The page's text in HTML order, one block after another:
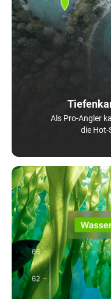
Als Pro-Angler
die Hot-